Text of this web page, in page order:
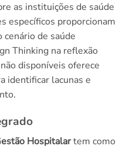
as instituições de saúde
específicos proporcionam
cenário de saúde
Thinking na reflexão
disponíveis oferece
identificar lacunas e
Hospitalartem como